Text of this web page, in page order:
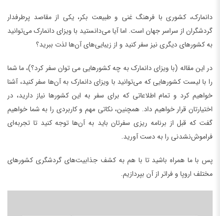
دانمارک، کشوری با فرهنگ غنی و طبیعت بکر، یکی از مقاصد پرطرفدار
گردشگران از سراسر جهان است. اما آیا می‌دانستید با ویزای دانمارک می‌توانید
به کشورهای دیگری نیز سفر کنید و از زیبایی‌های آن‌ها لذت ببرید؟
در این مقاله (با ویزای دانمارک به چه کشورهایی می توان سفر کرد؟)، ما شما
را با لیست کشورهایی که می‌توانید با ویزای دانمارک به آن‌ها سفر کنید، آشنا
خواهیم کرد و تمام اطلاعاتی که برای سفر به این کشورها نیاز دارید، در
اختیارتان قرار خواهیم داد. همچنین، نکاتی مهم و کاربردی را به شما خواهیم
گفت که قبل از برنامه ریزی سفرتان باید به آن‌ها توجه کنید تا تجربه‌ای
فراموش‌نشدنی را به دست آورید.
پس با ما همراه باشید تا با هم به کشف جذابیت‌های گردشگری کشورهای
مختلف اروپا و فراتر از آن بپردازیم.